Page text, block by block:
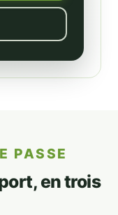
PASSE
en trois